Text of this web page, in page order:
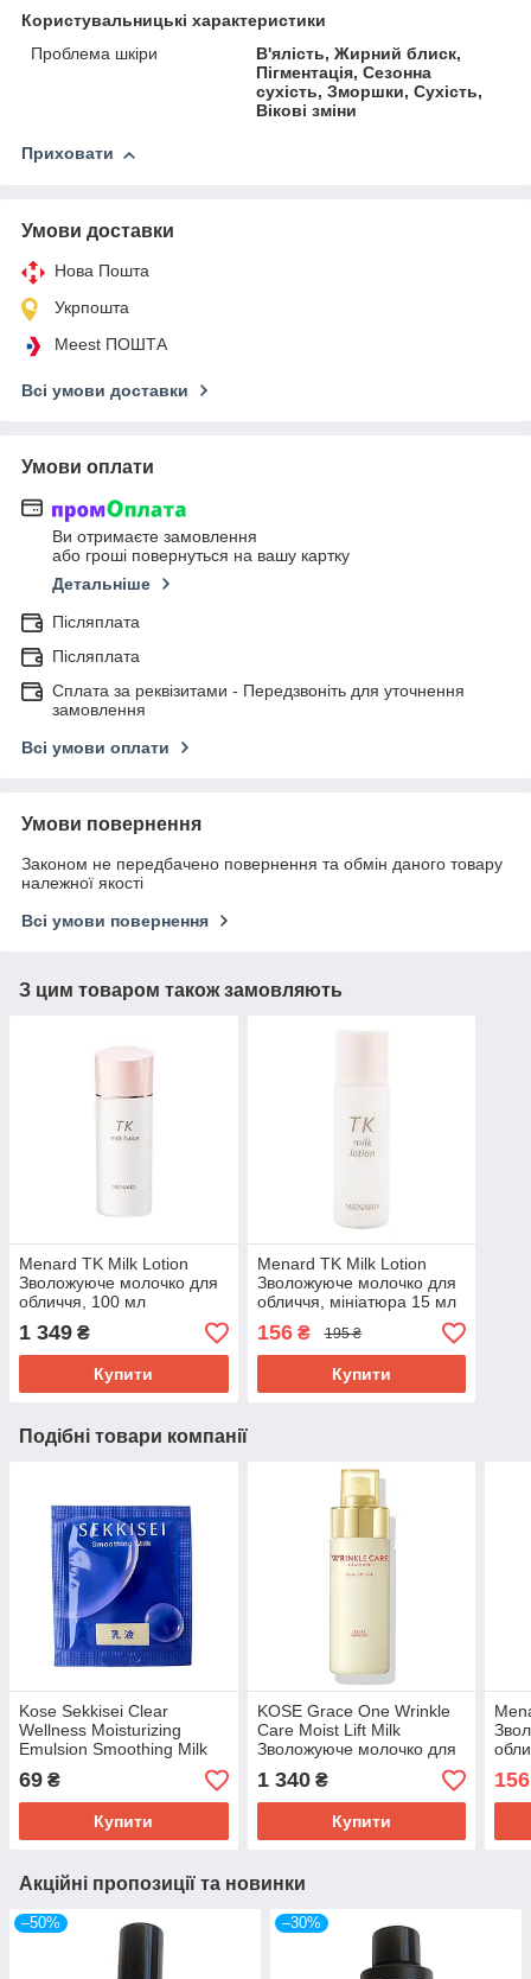
Користувальницькі характеристики
Проблема шкіри
В'ялість, Жирний блиск,
Пігментація, Сезонна
сухість, Зморшки, Сухість,
Вікові зміни
Приховати
Умови доставки
Нова Пошта
Укрпошта
Meest ПОШТА
Всі умови доставки
Умови оплати
Ви отримаєте замовлення
або гроші повернуться на вашу картку
Детальніше
Післяплата
Післяплата
Сплата за реквізитами - Передзвоніть для уточнення
замовлення
Всі умови оплати
Умови повернення
Законом не передбачено повернення та обмін даного товару
належної якості
Всі умови повернення
З цим товаром також замовляють
Menard TK Milk Lotion
Зволожуюче молочко для
обличчя, 100 мл
1 349 ₴
Купити
Menard TK Milk Lotion
Зволожуюче молочко для
обличчя, мініатюра 15 мл
156₴ 195 ₴
Купити
Подібні товари компанії
Kose Sekkisei Clear
Wellness Moisturizing
Emulsion Smoothing Milk
Розгладжуюче зволожуюче
молочко, пробник 2,5 мл
69 ₴
Купити
KOSE Grace One Wrinkle
Care Moist Lift Milk
Зволожуюче молочко для
антивікового догляду, 130
мл
1 340₴
Купити
156
Акційні пропозиції та новинки
–50% –30%